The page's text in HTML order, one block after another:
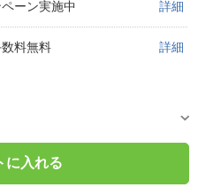
ーン実施中 詳細
料無料 詳細
に入れる